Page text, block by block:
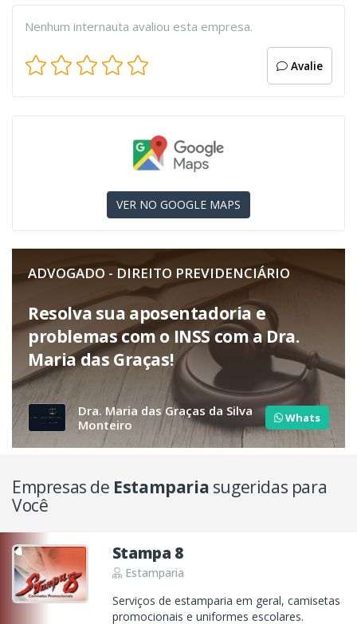
Nenhum internauta avaliou esta empresa.
Avalie
VER NO GOOGLE MAPS
ADVOGADO - DIREITO PREVIDENCIÁRIO
Resolva sua aposentadoria e
problemas com o INSS com a Dra.
Maria das Graças!
Dra. Maria das Graças da Silva
Monteiro
Whats
Empresas de Estamparia sugeridas para
Você
Stampa 8
Estamparia
Serviços de estamparia em geral, camisetas
promocionais e uniformes escolares.